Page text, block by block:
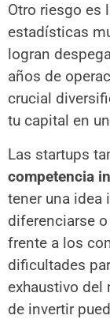
Otro riesgo es
estadísticas
logran
años de
crucial
tu capital en
Las startups
competencia
tener una idea
diferenciarse
frente a los
dificultades
exhaustivo del
de invertir